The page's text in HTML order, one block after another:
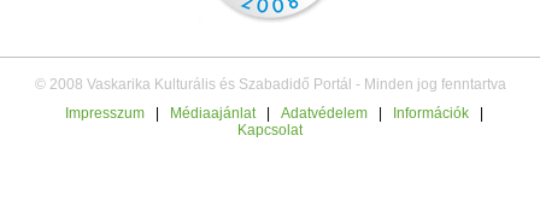
© 2008 Vaskarika Kulturális és Szabadidő Portál - Minden jog fenntartva
Impresszum
Médiaajánlat Adatvédelem Információk
Kapcsolat